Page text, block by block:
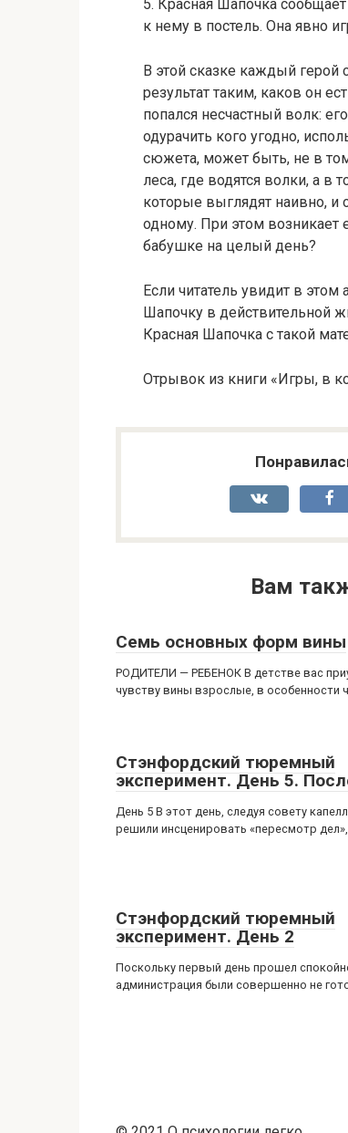
5. Красная Шапочка
к нему в постель. Она явно
В этой сказке каждый герой
результат таким, каков он
попался несчастный волк:
одурачить кого угодно,
сюжета, может быть, не в
леса, где водятся волки, а в
которые выглядят наивно, и
одному. При этом возникает
бабушке на целый день?
Если читатель увидит в
Шапочку в действительной
Красная Шапочка с такой
Отрывок из книги «Игры, в
Вам
Семь основных форм вины
РОДИТЕЛИ — РЕБЕНОК В детстве вас
чувству вины взрослые, в особенности
Стэнфордский тюремный
эксперимент. День 5.
День 5 В этот день, следуя совету
решили инсценировать «пересмотр
Стэнфордский тюремный
эксперимент. День 2
Поскольку первый день прошел
администрация были совершенно не